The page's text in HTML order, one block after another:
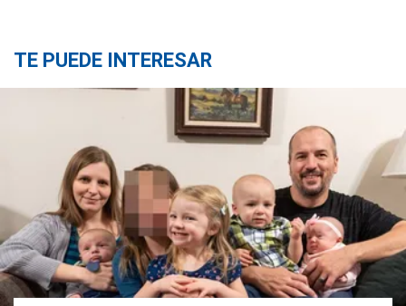
TE PUEDE INTERESAR